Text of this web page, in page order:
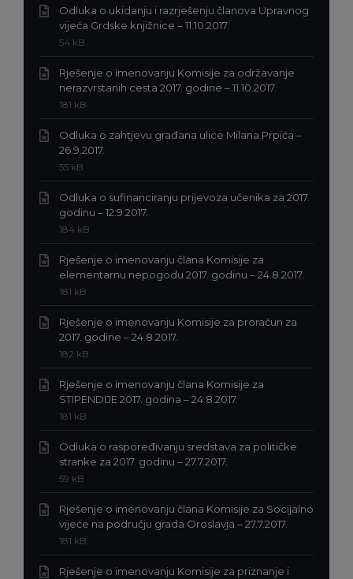
Odluka o ukidanju i razrješenju članova Upravnog
vijeća Grdske knjižnice – 11.10.2017.
docx
Veličina
datoteke:
54 kB
Rješenje o imenovanju Komisije za održavanje
nerazvrstanih cesta 2017. godine – 11.10.2017.
doc
Veličina
datoteke:
181 kB
Odluka o zahtjevu građana ulice Milana Prpića –
26.9.2017.
docx
Veličina
datoteke:
55 kB
Odluka o sufinanciranju prijevoza učenika za 2017.
godinu – 12.9.2017.
doc
Veličina
datoteke:
184 kB
Rješenje o imenovanju člana Komisije za
elementarnu nepogodu 2017. godinu – 24.8.2017.
doc
Veličina
datoteke:
181 kB
Rješenje o imenovanju Komisije za proračun za
2017. godine – 24.8.2017.
doc
Veličina
datoteke:
182 kB
Rješenje o imenovanju člana Komisije za
STIPENDIJE 2017. godina – 24.8.2017.
doc
Veličina
datoteke:
181 kB
Odluka o raspoređivanju sredstava za političke
stranke za 2017. godinu – 27.7.2017.
docx
Veličina
datoteke:
59 kB
Rješenje o imenovanju člana Komisije za Socijalno
vijeće na području grada Oroslavja – 27.7.2017.
doc
Veličina
datoteke:
181 kB
Rješenje o imenovanju Komisije za priznanje i